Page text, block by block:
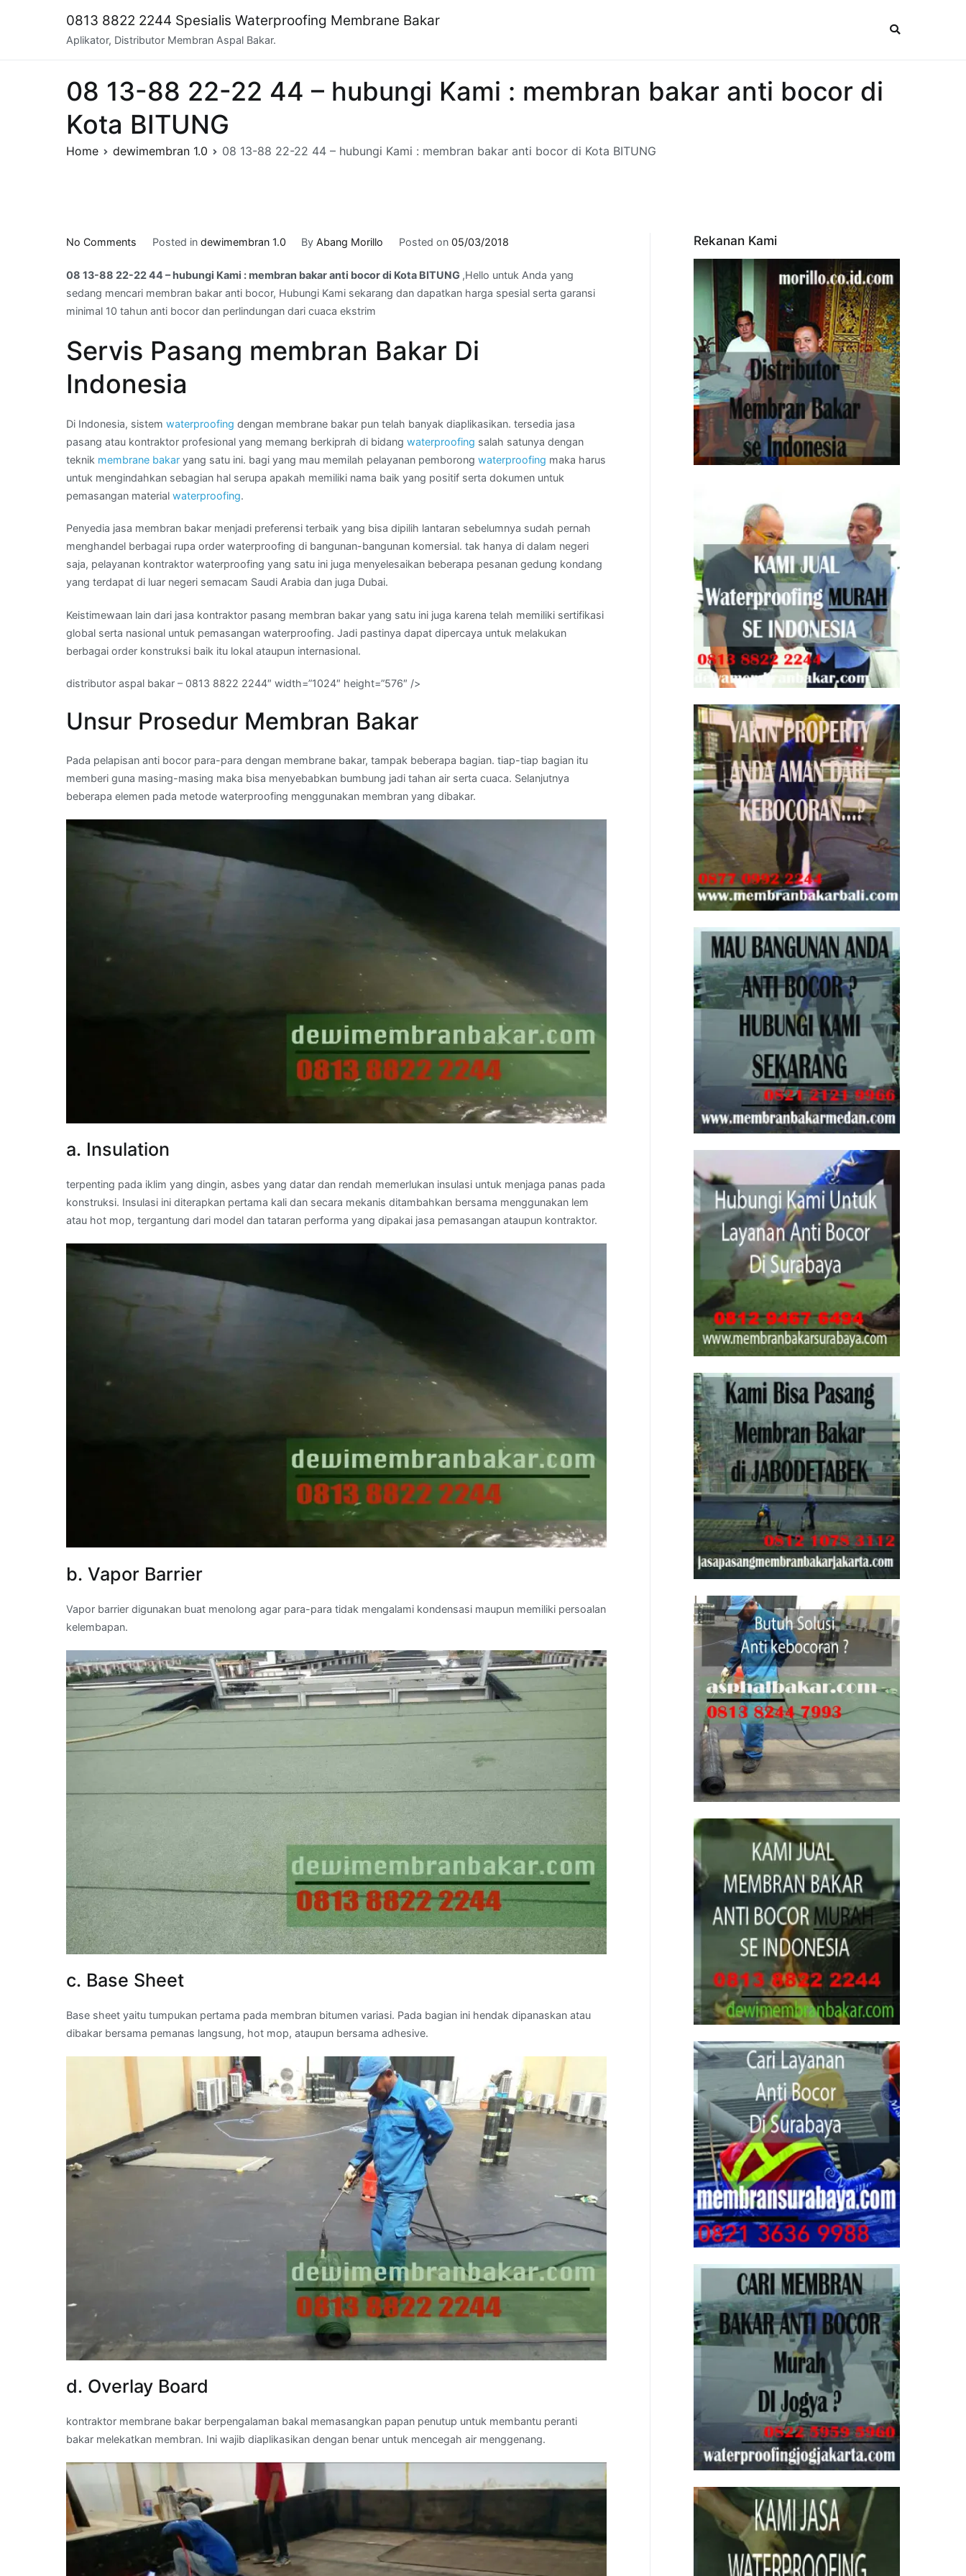
0813 8822 2244 Spesialis Waterproofing Membrane Bakar
Aplikator, Distributor Membran Aspal Bakar.
08 13-88 22-22 44 – hubungi Kami : membran bakar anti bocor di
Kota BITUNG
Home dewimembran 1.0 08 13-88 22-22 44 – hubungi Kami : membran bakar anti bocor di Kota BITUNG
No Comments
13-
88
22-
44
hubungi
:
membran
bakar
anti
bocor
Kota
BITUNG
Posted in dewimembran 1.0 ByAbang Morillo Posted on 05/03/2018
08 13-88 22-22 44 – hubungi Kami : membran bakar anti bocor di Kota BITUNG ,Hello untuk Anda yang
sedang mencari membran bakar anti bocor, Hubungi Kami sekarang dan dapatkan harga spesial serta garansi
minimal 10 tahun anti bocor dan perlindungan dari cuaca ekstrim
Servis Pasang membran Bakar Di
Indonesia
Di Indonesia, sistem waterproofing dengan membrane bakar pun telah banyak diaplikasikan. tersedia jasa
pasang atau kontraktor profesional yang memang berkiprah di bidang waterproofing salah satunya dengan
teknik membrane bakar yang satu ini. bagi yang mau memilah pelayanan pemborong waterproofing maka harus
untuk mengindahkan sebagian hal serupa apakah memiliki nama baik yang positif serta dokumen untuk
pemasangan material waterproofing.
Penyedia jasa membran bakar menjadi preferensi terbaik yang bisa dipilih lantaran sebelumnya sudah pernah
menghandel berbagai rupa order waterproofing di bangunan-bangunan komersial. tak hanya di dalam negeri
saja, pelayanan kontraktor waterproofing yang satu ini juga menyelesaikan beberapa pesanan gedung kondang
yang terdapat di luar negeri semacam Saudi Arabia dan juga Dubai.
Keistimewaan lain dari jasa kontraktor pasang membran bakar yang satu ini juga karena telah memiliki sertifikasi
global serta nasional untuk pemasangan waterproofing. Jadi pastinya dapat dipercaya untuk melakukan
berbagai order konstruksi baik itu lokal ataupun internasional.
distributor aspal bakar – 0813 8822 2244″ width=”1024″ height=”576″ />
Unsur Prosedur Membran Bakar
Pada pelapisan anti bocor para-para dengan membrane bakar, tampak beberapa bagian. tiap-tiap bagian itu
memberi guna masing-masing maka bisa menyebabkan bumbung jadi tahan air serta cuaca. Selanjutnya
beberapa elemen pada metode waterproofing menggunakan membran yang dibakar.
a. Insulation
terpenting pada iklim yang dingin, asbes yang datar dan rendah memerlukan insulasi untuk menjaga panas pada
konstruksi. Insulasi ini diterapkan pertama kali dan secara mekanis ditambahkan bersama menggunakan lem
atau hot mop, tergantung dari model dan tataran performa yang dipakai jasa pemasangan ataupun kontraktor.
b. Vapor Barrier
Vapor barrier digunakan buat menolong agar para-para tidak mengalami kondensasi maupun memiliki persoalan
kelembapan.
c. Base Sheet
Base sheet yaitu tumpukan pertama pada membran bitumen variasi. Pada bagian ini hendak dipanaskan atau
dibakar bersama pemanas langsung, hot mop, ataupun bersama adhesive.
d. Overlay Board
kontraktor membrane bakar berpengalaman bakal memasangkan papan penutup untuk membantu peranti
bakar melekatkan membran. Ini wajib diaplikasikan dengan benar untuk mencegah air menggenang.
Rekanan Kami